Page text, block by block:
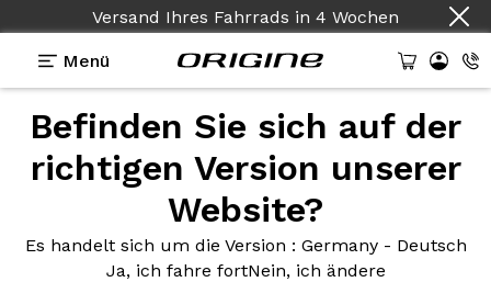
Versand Ihres Fahrrads in 4 Wochen
Menü
Befinden Sie sich auf der
richtigen Version unserer
Website?
Es handelt sich um die Version : Germany - Deutsch
Ja, ich fahre fortNein, ich ändere
Erfahrungsberichte >Tuxedo - Shimano 105 R7000
Shimano 105 R7000
- Campagnolo Calima